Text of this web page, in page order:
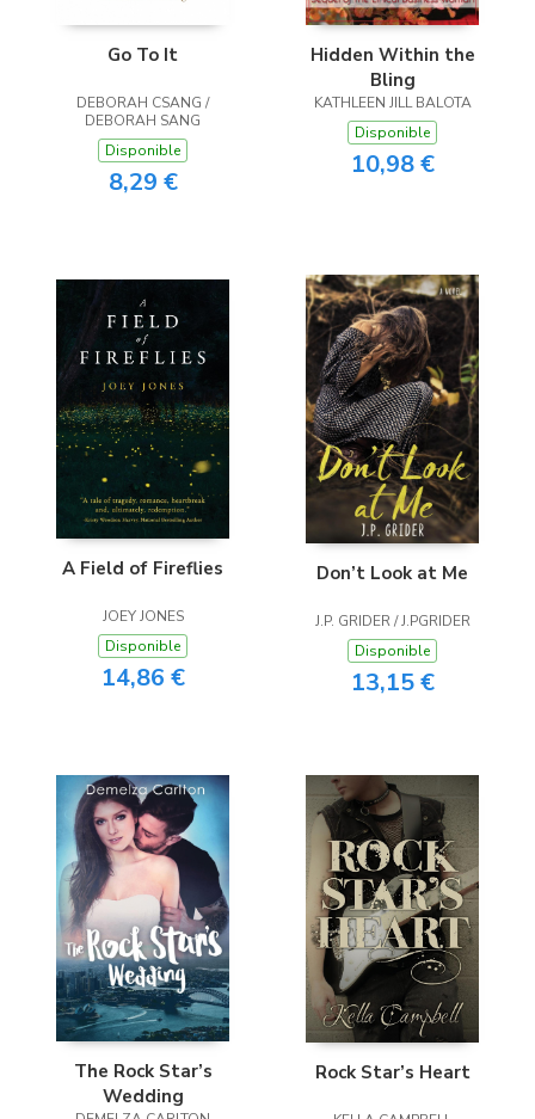
Go To It
DEBORAH CSANG /
DEBORAH SANG
Disponible
8,29 €
Hidden Within the
Bling
KATHLEEN JILL BALOTA
Disponible
10,98 €
A Field of Fireflies
JOEY JONES
Disponible
14,86 €
Don’t Look at Me
J.P. GRIDER / J.PGRIDER
Disponible
13,15 €
The Rock Star’s
Wedding
Rock Star’s Heart